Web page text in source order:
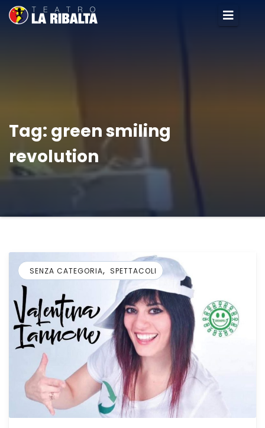
Tag: green smiling
revolution
SENZA CATEGORIA, SPETTACOLI